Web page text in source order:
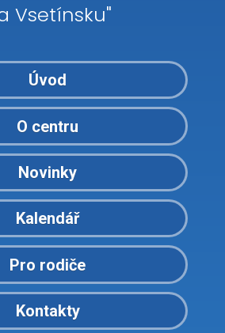
Vsetínsku"
Úvod
O centru
Novinky
Kalendář
Pro rodiče
Kontakty